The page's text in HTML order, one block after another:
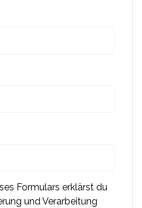
Formulars erklärst du
und Verarbeitung